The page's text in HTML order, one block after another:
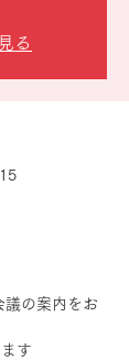
る
議の案内をお
す